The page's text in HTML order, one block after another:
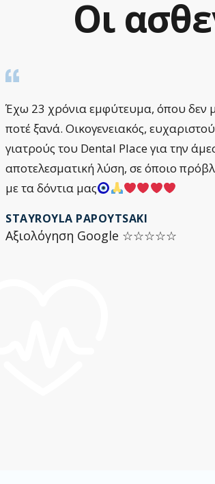
Οι
Έχω 23 χρόνια εμφύτευμα, όπου δεν
ποτέ ξανά. Οικογενειακός,
γιατρούς του Dental Place για την
αποτελεσματική λύση, σε όποιο
με τα δόντια μας
STAYROYLA PAPOYTSAKI
Αξιολόγηση Google ☆☆☆☆☆